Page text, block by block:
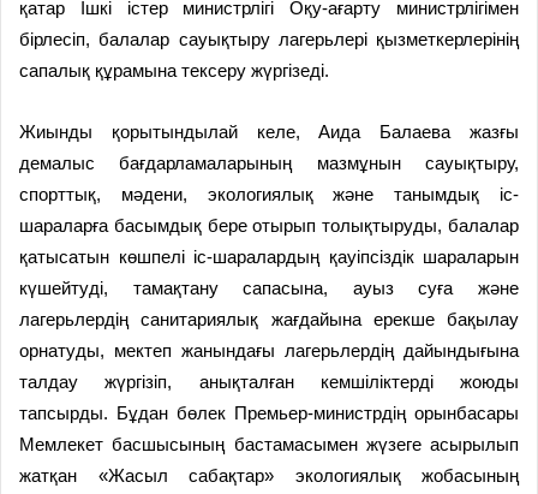
қатар Ішкі істер министрлігі Оқу-ағарту министрлігімен
бірлесіп, балалар сауықтыру лагерьлері қызметкерлерінің
сапалық құрамына тексеру жүргізеді.
Жиынды қорытындылай келе, Аида Балаева жазғы
демалыс бағдарламаларының мазмұнын сауықтыру,
спорттық, мәдени, экологиялық және танымдық іс-
шараларға басымдық бере отырып толықтыруды, балалар
қатысатын көшпелі іс-шаралардың қауіпсіздік шараларын
күшейтуді, тамақтану сапасына, ауыз суға және
лагерьлердің санитариялық жағдайына ерекше бақылау
орнатуды, мектеп жанындағы лагерьлердің дайындығына
талдау жүргізіп, анықталған кемшіліктерді жоюды
тапсырды. Бұдан бөлек Премьер-министрдің орынбасары
Мемлекет басшысының бастамасымен жүзеге асырылып
жатқан «Жасыл сабақтар» экологиялық жобасының